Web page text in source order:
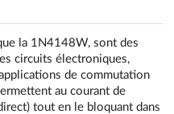
la 1N4148W, sont des
circuits électroniques,
de commutation
au courant de
tout en le bloquant dans